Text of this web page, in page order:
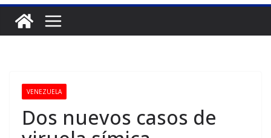
avalancha en Pakistán
Machado exige un cronograma electoral a la mesa
de diálogo
VENEZUELA
Dos nuevos casos de